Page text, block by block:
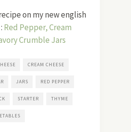
on my new english
Red Pepper, Cream
Crumble Jars
CREAM CHEESE
JARS RED PEPPER
STARTER THYME